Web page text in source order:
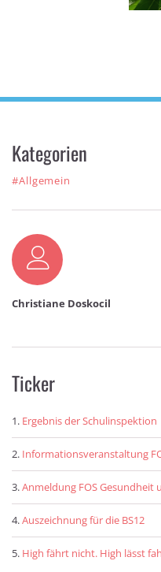
Kategorien
#Allgemein
Autor
Christiane Doskocil
Ticker
Ergebnis der Schulinspektion
Informationsveranstaltung
Anmeldung FOS Gesundheit
Auszeichnung für die BS12
High fährt nicht. High lässt